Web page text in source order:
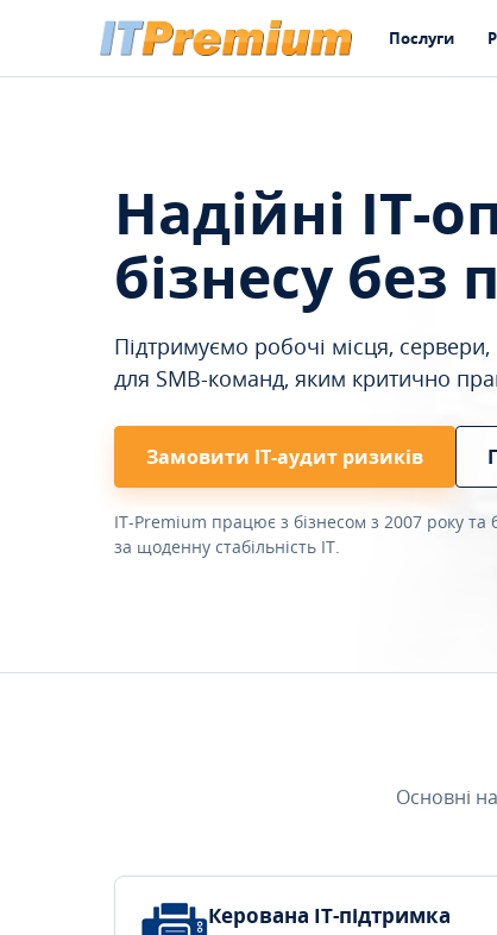
Послуги
Надійні IT-
бізнесу без
Підтримуємо робочі місця, сервери,
для SMB-команд, яким критично
Замовити ІТ-аудит ризиків
IT-Premium працює з бізнесом з 2007 року та
за щоденну стабільність IT.
Основні
Керована IT-підтримка